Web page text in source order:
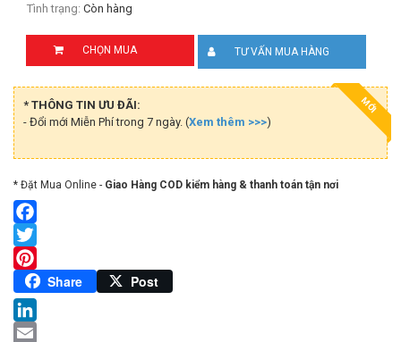
Tình trạng: Còn hàng
CHỌN MUA TƯ VẤN MUA HÀNG
MỚI
* THÔNG TIN ƯU ĐÃI:
- Đổi mới Miễn Phí trong 7 ngày. (Xem thêm >>>)
* Đặt Mua Online - Giao Hàng COD kiểm hàng & thanh toán tận nơi
Facebook
Twitter
Pinterest
Share Post
LinkedIn